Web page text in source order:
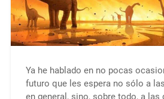
Ya he hablado en no pocas
futuro que les espera no sólo a